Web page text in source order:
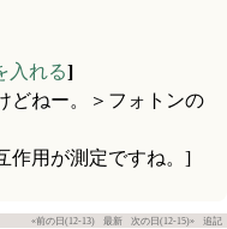
入れる]
どねー。＞フォトンの
作用が測定ですね。]
«前の日(12-13) 最新 次の日(12-15)» 追記